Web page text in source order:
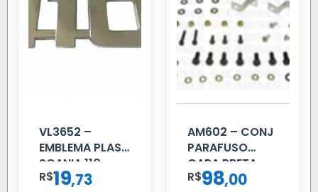
VL3652 –
EMBLEMA PLAST
SCANIA 110
CROMADO
R$19,73
AM602 – CONJ
PARAFUSO
CARA PRETA
PARCIAL
R$98,00